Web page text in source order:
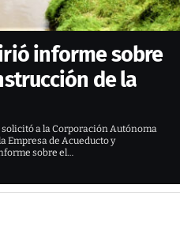
informe sobre
de la
a la Corporación Autónoma
Empresa de Acueducto y
sobre el…